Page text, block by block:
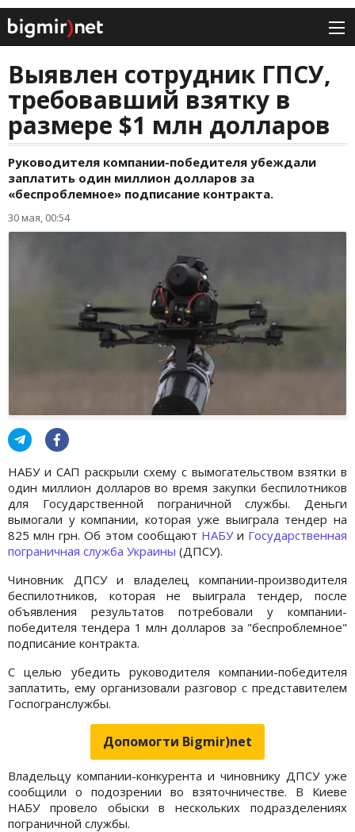
Выявлен сотрудник ГПСУ,
требовавший взятку в
размере $1 млн долларов
Руководителя компании-победителя убеждали
заплатить один миллион долларов за
«беспроблемное» подписание контракта.
30 мая, 00:54
НАБУ и САП раскрыли схему с вымогательством взятки в
один миллион долларов во время закупки беспилотников
для Государственной пограничной службы. Деньги
вымогали у компании, которая уже выиграла тендер на
825 млн грн. Об этом сообщают НАБУи Государственная
пограничная служба Украины (ДПСУ).
Чиновник ДПСУ и владелец компании-производителя
беспилотников, которая не выиграла тендер, после
объявления результатов потребовали у компании-
победителя тендера 1 млн долларов за "беспроблемное"
подписание контракта.
С целью убедить руководителя компании-победителя
заплатить, ему организовали разговор с представителем
Госпогранслужбы.
Допомогти Bigmir)net
Владельцу компании-конкурента и чиновнику ДПСУ уже
сообщили о подозрении во взяточничестве. В Киеве
НАБУ провело обыски в нескольких подразделениях
пограничной службы.